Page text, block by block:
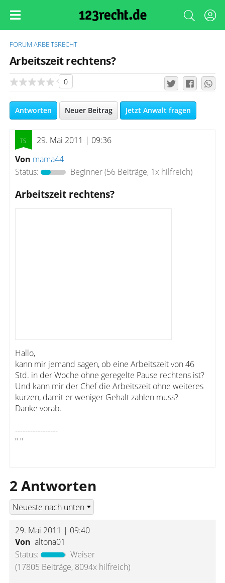
FORUM ARBEITSRECHT
Arbeitszeit rechtens?
0
Antworten Neuer Beitrag Jetzt Anwalt fragen
29. Mai 2011 | 09:36
Von mama44
Status:
Beginner(56 Beiträge, 1x hilfreich)
Arbeitszeit rechtens?
Hallo,
kann mir jemand sagen, ob eine Arbeitszeit von 46
Std. in der Woche ohne geregelte Pause rechtens ist?
Und kann mir der Chef die Arbeitszeit ohne weiteres
kürzen, damit er weniger Gehalt zahlen muss?
Danke vorab.
-----------------
" "
2 Antworten
29. Mai 2011 | 09:40
Von altona01
Status:
Weiser
(17805 Beiträge, 8094x hilfreich)